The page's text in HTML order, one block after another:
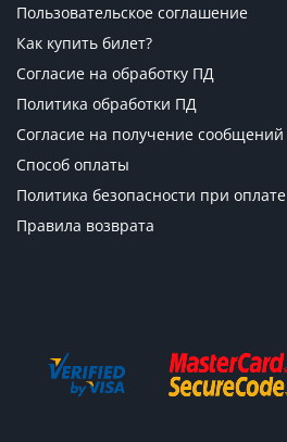
Пользовательское соглашение
Как купить билет?
Согласие на обработку ПД
Политика обработки ПД
Согласие на получение сообщений
Способ оплаты
Политика безопасности при оплате
Правила возврата